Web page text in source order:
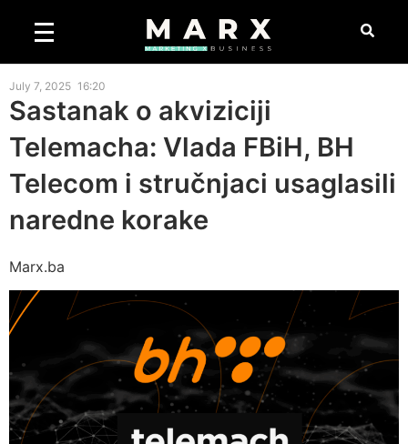
July 7, 2025 16:20
Sastanak o akviziciji
Telemacha: Vlada FBiH, BH
Telecom i stručnjaci usaglasili
naredne korake
Marx.ba